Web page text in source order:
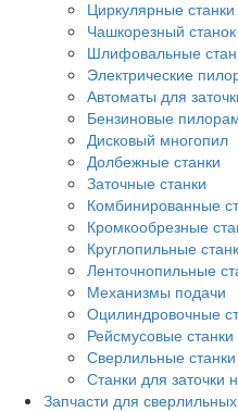
Циркулярные станки
Чашкорезный станок
Шлифовальные
Электрические
Автоматы для
Бензиновые
Дисковый многопил
Долбежные станки
Заточные станки
Комбинированные
Кромкообрезные
Круглопильные
Ленточнопильные
Механизмы подачи
Оцилиндровочные
Рейсмусовые станки
Сверлильные станки
Станки для заточки
Запчасти для